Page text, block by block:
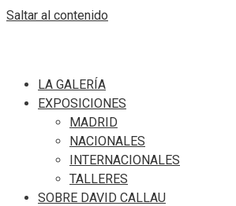
Saltar al contenido
LA GALERÍA
EXPOSICIONES
MADRID
NACIONALES
INTERNACIONALES
TALLERES
SOBRE DAVID CALLAU